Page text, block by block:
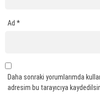
Ad *
Daha sonraki yorumlarımda
adresim bu tarayıcıya